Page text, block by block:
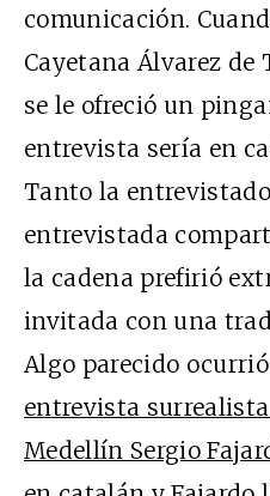
comunicación.
Cayetana Álvarez de
se le ofreció un
entrevista sería en
Tanto la
entrevistada
la cadena prefirió
invitada con una
Algo parecido
entrevista
Medellín Sergio